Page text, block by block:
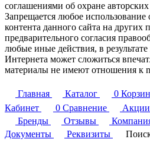
соглашениями об охране
Запрещается любое
контента данного сайта на других
предварительного согласия
любые иные действия, в
Интернета может сложиться
материалы не имеют отношения к
Главная Каталог 0
Кабинет
0 Сравнение Акции
Бренды
Отзывы
Документы
Реквизиты